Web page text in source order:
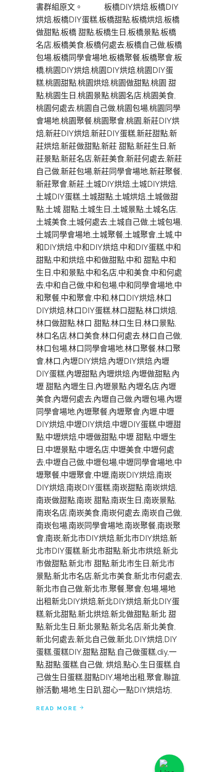
書群組原文。 板橋DIY烘焙,板橋DIY
烘焙,板橋DIY蛋糕,板橋甜點,板橋烘焙,板橋
做甜點,板橋 甜點,板橋生日,板橋景點,板橋
名店,板橋美食,板橋何處去,板橋自己做,板橋
包場,板橋同學會場地,板橋聚餐,板橋聚會,板
橋,桃園DIY烘焙,桃園DIY烘焙,桃園DIY蛋
糕,桃園甜點,桃園烘焙,桃園做甜點,桃園 甜
點,桃園生日,桃園景點,桃園名店,桃園美食,
桃園何處去,桃園自己做,桃園包場,桃園同學
會場地,桃園聚餐,桃園聚會,桃園,新莊DIY烘
焙,新莊DIY烘焙,新莊DIY蛋糕,新莊甜點,新
莊烘焙,新莊做甜點,新莊 甜點,新莊生日,新
莊景點,新莊名店,新莊美食,新莊何處去,新莊
自己做,新莊包場,新莊同學會場地,新莊聚餐,
新莊聚會,新莊,土城DIY烘焙,土城DIY烘焙,
土城DIY蛋糕,土城甜點,土城烘焙,土城做甜
點,土城 甜點,土城生日,土城景點,土城名店,
土城美食,土城何處去,土城自己做,土城包場,
土城同學會場地,土城聚餐,土城聚會,土城,中
和DIY烘焙,中和DIY烘焙,中和DIY蛋糕,中和
甜點,中和烘焙,中和做甜點,中和 甜點,中和
生日,中和景點,中和名店,中和美食,中和何處
去,中和自己做,中和包場,中和同學會場地,中
和聚餐,中和聚會,中和,林口DIY烘焙,林口
DIY烘焙,林口DIY蛋糕,林口甜點,林口烘焙,
林口做甜點,林口 甜點,林口生日,林口景點,
林口名店,林口美食,林口何處去,林口自己做,
林口包場,林口同學會場地,林口聚餐,林口聚
會,林口,內壢DIY烘焙,內壢DIY烘焙,內壢
DIY蛋糕,內壢甜點,內壢烘焙,內壢做甜點,內
壢 甜點,內壢生日,內壢景點,內壢名店,內壢
美食,內壢何處去,內壢自己做,內壢包場,內壢
同學會場地,內壢聚餐,內壢聚會,內壢,中壢
DIY烘焙,中壢DIY烘焙,中壢DIY蛋糕,中壢甜
點,中壢烘焙,中壢做甜點,中壢 甜點,中壢生
日,中壢景點,中壢名店,中壢美食,中壢何處
去,中壢自己做,中壢包場,中壢同學會場地,中
壢聚餐,中壢聚會,中壢,南崁DIY烘焙,南崁
DIY烘焙,南崁DIY蛋糕,南崁甜點,南崁烘焙,
南崁做甜點,南崁 甜點,南崁生日,南崁景點,
南崁名店,南崁美食,南崁何處去,南崁自己做,
南崁包場,南崁同學會場地,南崁聚餐,南崁聚
會,南崁,新北市DIY烘焙,新北市DIY烘焙,新
北市DIY蛋糕,新北市甜點,新北市烘焙,新北
市做甜點,新北市 甜點,新北市生日,新北市
景點,新北市名店,新北市美食,新北市何處去,
新北市自己做,新北市,聚餐,聚會,包場,場地
出租新北DIY烘焙,新北DIY烘焙,新北DIY蛋
糕,新北甜點,新北烘焙,新北做甜點,新北 甜
點,新北生日,新北景點,新北名店,新北美食,
新北何處去,新北自己做,新北,DIY烘焙,DIY
蛋糕,蛋糕DIY,甜點,甜點,自己做蛋糕,diy,一
點,甜點,蛋糕,自己做, 烘焙,點心,生日蛋糕,自
己做生日蛋糕,甜點DIY,場地出租,聚會,聯誼,
辦活動,場地,生日趴,甜心一點DIY烘焙坊,
READ MORE